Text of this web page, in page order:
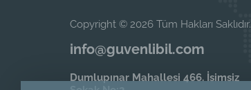
Copyright © 2026 Tüm Hakları Saklıdır.
info@guvenlibil.com
Dumlupınar Mahallesi 466. İsimsiz